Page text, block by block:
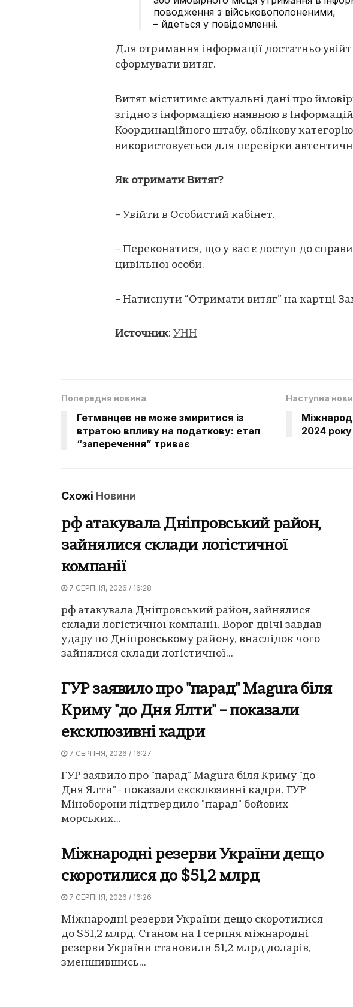
поводження з військовополоненими,
– йдеться у повідомленні.
Для отримання інформації достатньо
сформувати витяг.
Витяг міститиме актуальні дані про
згідно з інформацією наявною в
Координаційного штабу, облікову
використовується для перевірки
Як отримати Витяг?
– Увійти в Особистий кабінет.
– Переконатися, що у вас є доступ до
цивільної особи.
– Натиснути “Отримати витяг” на картці
Источник: УНН
Попередня новина
Гетманцев не може змиритися із
втратою впливу на податкову: етап
“заперечення” триває
Наступна
2024
Схожі Новини
рф атакувала Дніпровський район,
зайнялися склади логістичної
компанії
7 СЕРПНЯ, 2026 / 16:28
рф атакувала Дніпровський район, зайнялися
склади логістичної компанії. Ворог двічі завдав
удару по Дніпровському району, внаслідок чого
зайнялися склади логістичної...
ГУР заявило про "парад" Magura біля
Криму "до Дня Ялти" – показали
ексклюзивні кадри
7 СЕРПНЯ, 2026 / 16:27
ГУР заявило про "парад" Magura біля Криму "до
Дня Ялти" - показали ексклюзивні кадри. ГУР
Міноборони підтвердило "парад" бойових
морських...
Міжнародні резерви України дещо
скоротилися до $51,2 млрд
7 СЕРПНЯ, 2026 / 16:26
Міжнародні резерви України дещо скоротилися
до $51,2 млрд. Станом на 1 серпня міжнародні
резерви України становили 51,2 млрд доларів,
зменшившись...